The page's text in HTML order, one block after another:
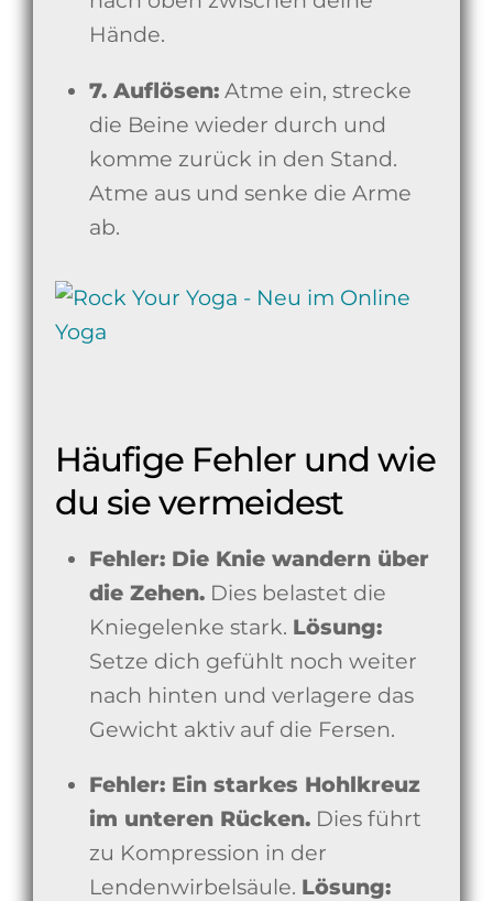
Hände.
7. Auflösen:Atme ein, strecke
die Beine wieder durch und
komme zurück in den Stand.
Atme aus und senke die Arme
ab.
Häufige Fehler und wie
du sie vermeidest
Fehler: Die Knie wandern über
die Zehen.Dies belastet die
Kniegelenke stark. Lösung:
Setze dich gefühlt noch weiter
nach hinten und verlagere das
Gewicht aktiv auf die Fersen.
Fehler: Ein starkes Hohlkreuz
im unteren Rücken.Dies führt
zu Kompression in der
Lendenwirbelsäule. Lösung: